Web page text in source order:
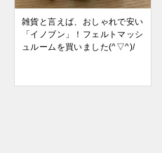
雑貨と言えば、おしゃれで安い
「イノブン」！フェルトマッシ
ュルームを買いました(^▽^)/